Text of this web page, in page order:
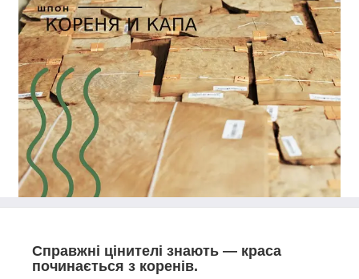
Справжні цінителі знають — краса
починається з коренів.